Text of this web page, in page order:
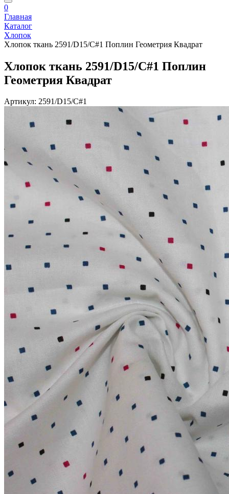
0
Главная
Каталог
Хлопок
Хлопок ткань 2591/D15/C#1 Поплин Геометрия Квадрат
Хлопок ткань 2591/D15/C#1 Поплин
Геометрия Квадрат
Артикул: 2591/D15/C#1